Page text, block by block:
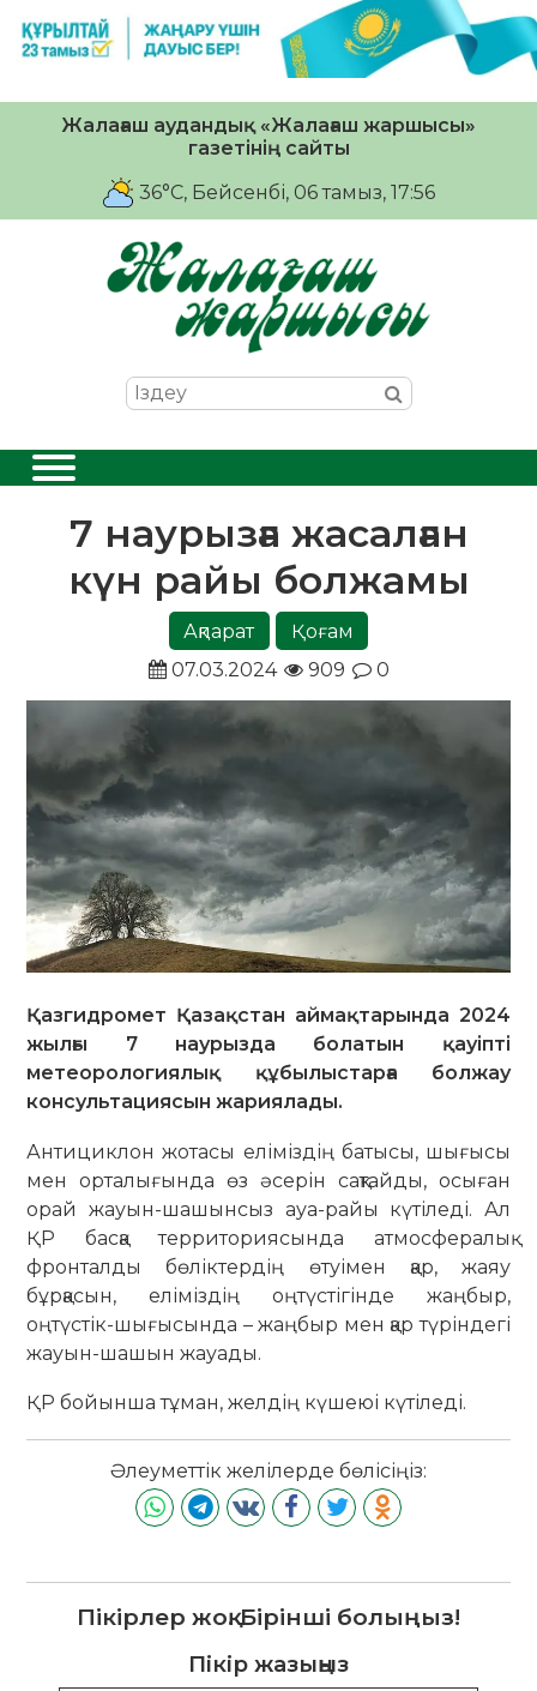
Жалағаш аудандық «Жалағаш жаршысы»
газетінің сайты
36°C, Бейсенбі, 06 тамыз, 17:56
7 наурызға жасалған
күн райы болжамы
Ақпарат
Қоғам
07.03.2024
909 0
Қазгидромет Қазақстан аймақтарында 2024
жылғы 7 наурызда болатын қауіпті
метеорологиялық құбылыстарға болжау
консультациясын жариялады.
Антициклон жотасы еліміздің батысы, шығысы
мен орталығында өз әсерін сақтайды, осыған
орай жауын-шашынсыз ауа-райы күтіледі. Ал
ҚР басқа территориясында атмосфералық
фронталды бөліктердің өтуімен қар, жаяу
бұрқасын, еліміздің оңтүстігінде жаңбыр,
оңтүстік-шығысында – жаңбыр мен қар түріндегі
жауын-шашын жауады.
ҚР бойынша тұман, желдің күшеюі күтіледі.
Әлеуметтік желілерде бөлісіңіз:
Пікірлер жоқ. Бірінші болыңыз!
Пікір жазыңыз